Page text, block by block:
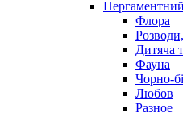
Флора
Дитяча
Фауна
Чорно-
Любов
Разное